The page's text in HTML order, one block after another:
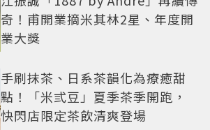
奇！甫開業摘米其林2星、年度開
業大獎
手刷抹茶、日系茶韻化為療癒甜
點！「米弎豆」夏季茶季開跑，
快閃店限定茶飲清爽登場